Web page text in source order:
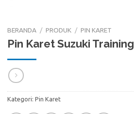
BERANDA / PRODUK / PIN KARET
Pin Karet Suzuki Training
Kategori: Pin Karet